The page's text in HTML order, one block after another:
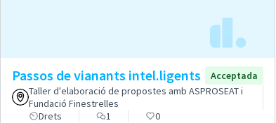
Passos de vianants intel.ligents
Acceptada
Taller d'elaboració de propostes amb ASPROSEAT i
Fundació Finestrelles
Drets
1 0